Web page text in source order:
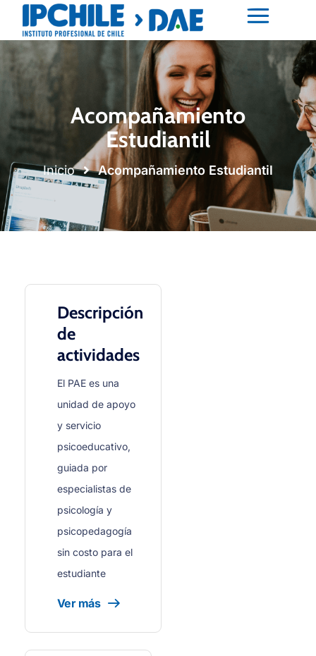
Acompañamiento
Estudiantil
Inicio Acompañamiento Estudiantil
Descripción
de
actividades
El PAE es una
unidad de apoyo
y servicio
psicoeducativo,
guiada por
especialistas de
psicología y
psicopedagogía
sin costo para el
estudiante
Ver más